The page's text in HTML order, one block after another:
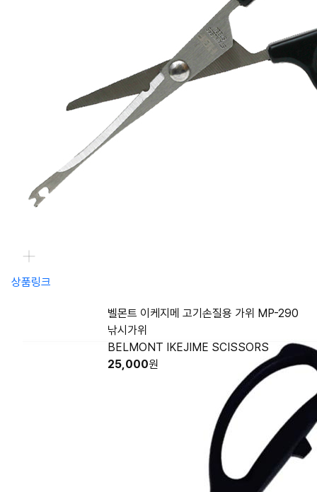
상품링크
벨몬트 이케지메 고기손질용 가위 MP-290
낚시가위
BELMONT IKEJIME SCISSORS
25,000원